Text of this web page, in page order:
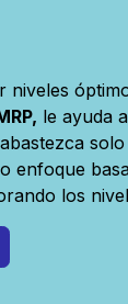
niveles
le ayuda
enfoque
los